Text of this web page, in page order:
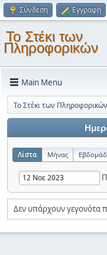
Σύνδεση Εγγραφή
Το Στέκι των
Πληροφορικών
Main Menu
Το Στέκι των Πληροφορικών
Λίστα Μήνας
Δεν υπάρχουν γεγονότα